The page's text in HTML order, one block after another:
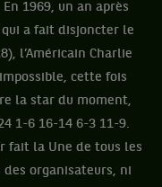
1969, un an après
a fait disjoncter le
l’Américain Charlie
cette fois
la star du moment,
1-6 16-14 6-3 11-9.
fait la Une de tous les
des organisateurs, ni